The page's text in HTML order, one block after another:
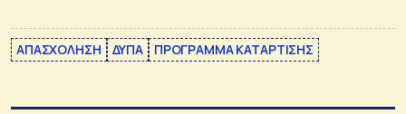
ΑΠΑΣΧΟΛΗΣΗ ΔΥΠΑ ΠΡΟΓΡΑΜΜΑ ΚΑΤΑΡΤΙΣΗΣ